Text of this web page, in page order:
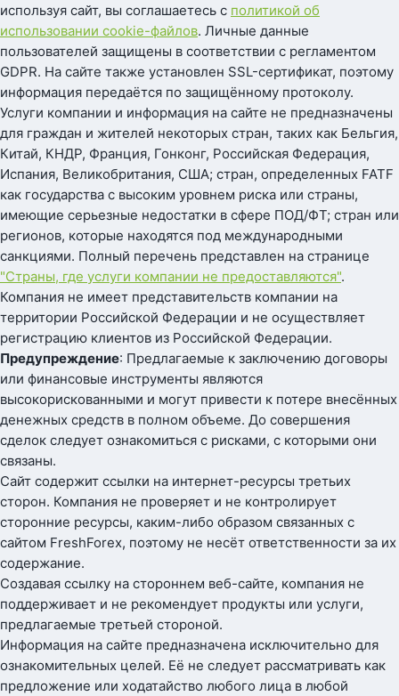
используя сайт, вы соглашаетесь с политикой об
использовании cookie-файлов. Личные данные
пользователей защищены в соответствии с регламентом
GDPR. На сайте также установлен SSL-сертификат, поэтому
информация передаётся по защищённому протоколу.
Услуги компании и информация на сайте не предназначены
для граждан и жителей некоторых стран, таких как Бельгия,
Китай, КНДР, Франция, Гонконг, Российская Федерация,
Испания, Великобритания, США; стран, определенных FATF
как государства с высоким уровнем риска или страны,
имеющие серьезные недостатки в сфере ПОД/ФТ; стран или
регионов, которые находятся под международными
санкциями. Полный перечень представлен на странице
"Страны, где услуги компании не предоставляются".
Компания не имеет представительств компании на
территории Российской Федерации и не осуществляет
регистрацию клиентов из Российской Федерации.
Предупреждение: Предлагаемые к заключению договоры
или финансовые инструменты являются
высокорискованными и могут привести к потере внесённых
денежных средств в полном объеме. До совершения
сделок следует ознакомиться с рисками, с которыми они
связаны.
Сайт содержит ссылки на интернет-ресурсы третьих
сторон. Компания не проверяет и не контролирует
сторонние ресурсы, каким-либо образом связанных с
сайтом FreshForex, поэтому не несёт ответственности за их
содержание.
Создавая ссылку на стороннем веб-сайте, компания не
поддерживает и не рекомендует продукты или услуги,
предлагаемые третьей стороной.
Информация на сайте предназначена исключительно для
ознакомительных целей. Её не следует рассматривать как
предложение или ходатайство любого лица в любой